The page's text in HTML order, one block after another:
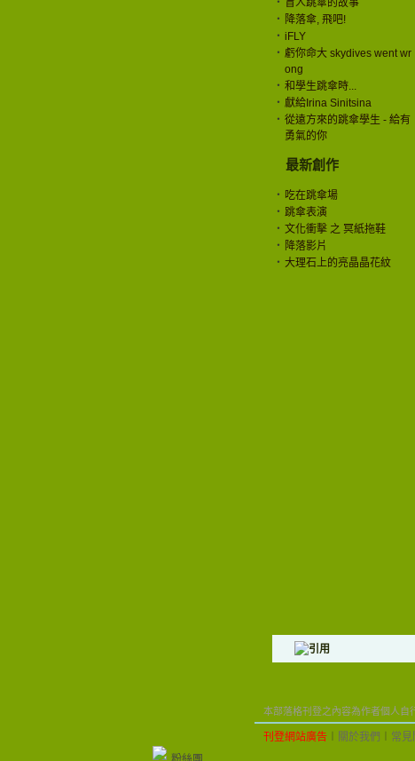
‧ 盲人跳傘的故事
‧ 降落傘, 飛吧!
‧ iFLY
‧ 虧你命大 skydives went wr
ong
‧ 和學生跳傘時...
‧ 獻給Irina Sinitsina
‧ 從遠方來的跳傘學生 - 給有
勇氣的你
最新創作
‧ 吃在跳傘場
‧ 跳傘表演
‧ 文化衝擊 之 冥紙拖鞋
‧ 降落影片
‧ 大理石上的亮晶晶花紋
本部落格刊登之內容為作者個人自
刊登網站廣告 關於我們 常見